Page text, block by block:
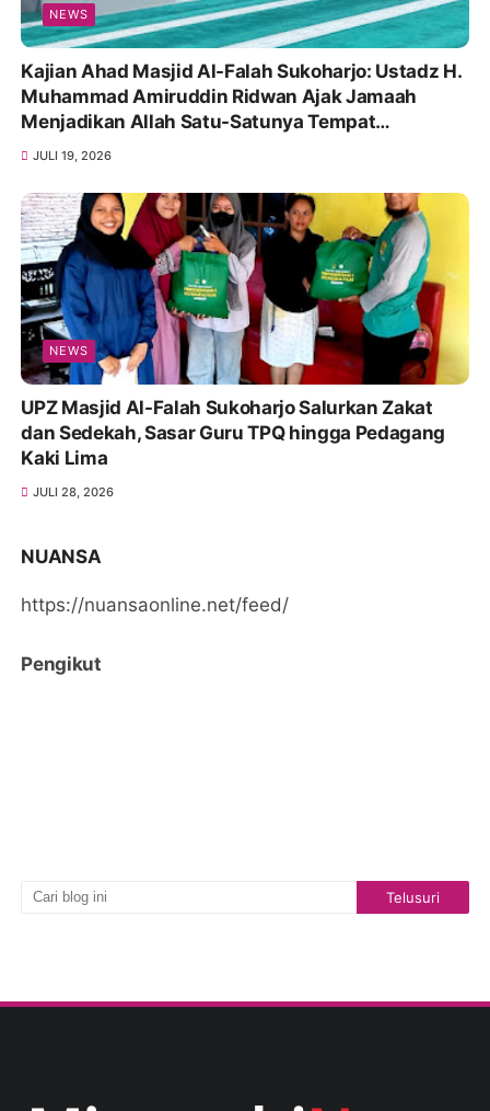
NEWS
Kajian Ahad Masjid Al-Falah Sukoharjo: Ustadz H.
Muhammad Amiruddin Ridwan Ajak Jamaah
Menjadikan Allah Satu-Satunya Tempat
Bergantung
JULI 19, 2026
NEWS
UPZ Masjid Al-Falah Sukoharjo Salurkan Zakat
dan Sedekah, Sasar Guru TPQ hingga Pedagang
Kaki Lima
JULI 28, 2026
NUANSA
https://nuansaonline.net/feed/
Pengikut